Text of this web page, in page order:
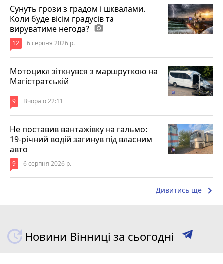
Сунуть грози з градом і шквалами.
Коли буде вісім градусів та
вируватиме негода? photo_camera
12 6 серпня 2026 р.
Мотоцикл зіткнувся з маршруткою на
Магістратській
9 Вчора о 22:11
Не поставив вантажівку на гальмо:
19-річний водій загинув під власним
авто
9 6 серпня 2026 р.
Дивитись ще keyboard_arrow_right
Новини Вінниці за сьогодні